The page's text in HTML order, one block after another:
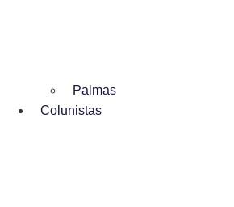
Palmas
Colunistas